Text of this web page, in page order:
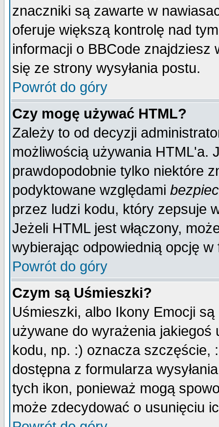
znaczniki są zawarte w
oferuje większą kontrolę nad
informacji o BBCode
się ze strony wysyłania postu.
Powrót do góry
Czy mogę używać HTML?
Zależy to od decyzji
możliwością używania HTML'a.
prawdopodobnie tylko niektóre
podyktowane względami
przez ludzi kodu, który zepsuje
Jeżeli HTML jest włączony,
wybierając odpowiednią opcję w
Powrót do góry
Czym są Uśmieszki?
Uśmieszki, albo Ikony Emocji
używane do wyrażenia
kodu, np. :) oznacza szczęście,
dostępna z formularza
tych ikon, ponieważ mogą
może zdecydować o usunięciu